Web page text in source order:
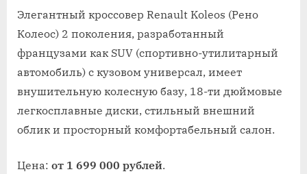
Элегантный кроссовер Renault Koleos (Рено
Колеос) 2 поколения, разработанный
французами как SUV (спортивно-утилитарный
автомобиль) с кузовом универсал, имеет
внушительную колесную базу, 18-ти дюймовые
легкосплавные диски, стильный внешний
облик и просторный комфортабельный салон.
Цена: от 1 699 000 рублей.